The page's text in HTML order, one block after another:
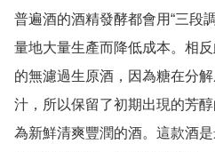
普遍酒的酒精發酵都會用“三段
量地大量生產而降低成本。相
的無濾過生原酒，因為糖在分
汁，所以保留了初期出現的芳
為新鮮清爽豐潤的酒。這款酒